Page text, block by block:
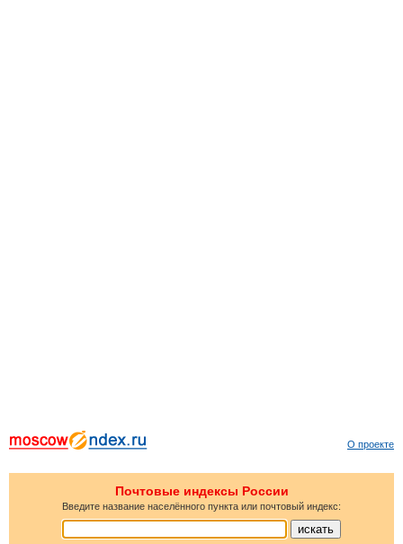
О проекте
Почтовые индексы России
Введите название населённого пункта или почтовый индекс: